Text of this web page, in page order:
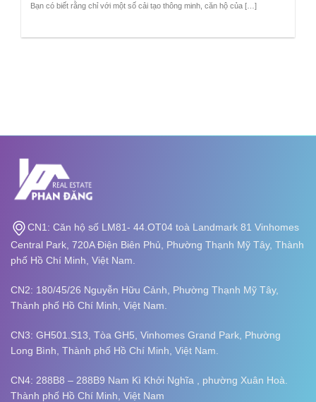
Bạn có biết rằng chỉ với một số cải tạo thông minh, căn hộ của […]
CN1: Căn hộ số LM81- 44.OT04 toà Landmark 81 Vinhomes
Central Park, 720A Điện Biên Phủ, Phường Thạnh Mỹ Tây, Thành
phố Hồ Chí Minh, Việt Nam.
CN2: 180/45/26 Nguyễn Hữu Cảnh, Phường Thạnh Mỹ Tây,
Thành phố Hồ Chí Minh, Việt Nam.
CN3: GH501.S13, Tòa GH5, Vinhomes Grand Park, Phường
Long Bình, Thành phố Hồ Chí Minh, Việt Nam.
CN4: 288B8 – 288B9 Nam Kì Khởi Nghĩa , phường Xuân Hoà.
Thành phố Hồ Chí Minh, Việt Nam